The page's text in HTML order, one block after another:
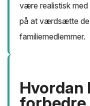
være realistisk
på at værdsætte de
familiemedlemmer.
Hvordan